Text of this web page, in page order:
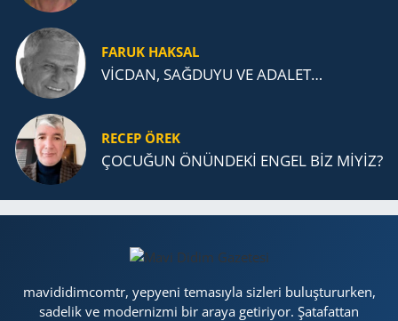
FARUK HAKSAL
VİCDAN, SAĞ­DU­YU VE ADA­LET…
RECEP ÖREK
ÇOCUĞUN ÖNÜNDEKİ ENGEL BİZ MİYİZ?
mavididimcomtr, yepyeni temasıyla sizleri buluştururken,
sadelik ve modernizmi bir araya getiriyor. Şatafattan